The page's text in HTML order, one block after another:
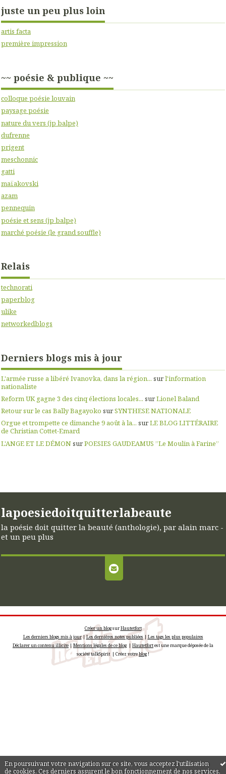
En poursuivant votre navigation sur ce site, vous acceptez l'utilisation
de cookies. Ces derniers assurent le bon fonctionnement de nos services.
juste un peu plus loin
artis facta
première impression
~~ poésie & publique ~~
colloque poésie louvain
paysage poésie
nature du vers (jp balpe)
dufrenne
prigent
meschonnic
gatti
maïakovski
azam
pennequin
poésie et sens (jp balpe)
marché poésie (le grand souffle)
Relais
technorati
paperblog
ulike
networkedblogs
Derniers blogs mis à jour
L'armée russe a libéré Ivanovka, dans la région... surl'information
nationaliste
Reform UK gagne 3 des cinq élections locales... surLionel Baland
Retour sur le cas Bally Bagayoko surSYNTHESE NATIONALE
Orgue et trompette ce dimanche 9 août à la... surLE BLOG LITTÉRAIRE
de Christian Cottet-Emard
L'ANGE ET LE DÉMONsurPOESIES GAUDEAMUS ”Le Moulin à Farine”
lapoesiedoitquitterlabeaute
la poésie doit quitter la beauté (anthologie), par alain marc -
et un peu plus
Créer un blogsurHautetfort
Les derniers blogs mis à jour|Les dernières notes publiées |Les tags les plus populaires
Déclarer un contenu illicite|Mentions légales de ce blog| Hautetfortest une marque déposée de la
société talkSpirit | Créez votreblog!